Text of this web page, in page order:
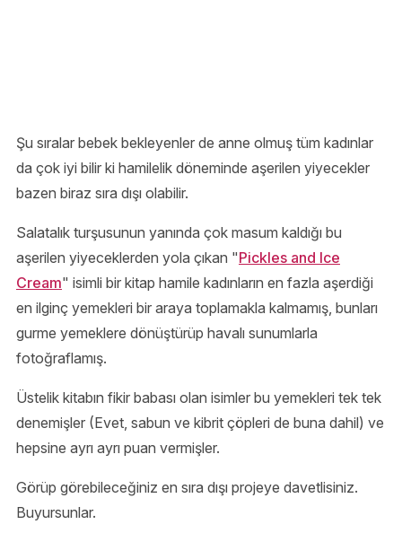
Şu sıralar bebek bekleyenler de anne olmuş tüm kadınlar
da çok iyi bilir ki hamilelik döneminde aşerilen yiyecekler
bazen biraz sıra dışı olabilir.
Salatalık turşusunun yanında çok masum kaldığı bu
aşerilen yiyeceklerden yola çıkan "Pickles and Ice
Cream" isimli bir kitap hamile kadınların en fazla aşerdiği
en ilginç yemekleri bir araya toplamakla kalmamış, bunları
gurme yemeklere dönüştürüp havalı sunumlarla
fotoğraflamış.
Üstelik kitabın fikir babası olan isimler bu yemekleri tek tek
denemişler (Evet, sabun ve kibrit çöpleri de buna dahil) ve
hepsine ayrı ayrı puan vermişler.
Görüp görebileceğiniz en sıra dışı projeye davetlisiniz.
Buyursunlar.